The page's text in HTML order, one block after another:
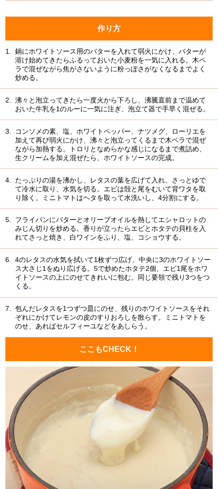
作り方
1.
鍋にホワイトソース用のバターを入れて弱火にかけ、バターが
溶け始めてきたらふるっておいた小麦粉を一気に入れる。木ベ
ラで混ぜながら焦がさないように粉っぽさがなくなるまでよく
炒める。
2.
沸々と泡立ってきたら一度火から下ろし、沸騰直前まで温めて
おいた牛乳を1のルーに一気に注ぎ、泡立て器で手早く混ぜる。
3.
コンソメの素、塩、ホワイトペッパー、ナツメグ、ローリエを
加えて再び弱火にかけ、沸々と泡立ってくるまで木ベラで混ぜ
ながら加熱する。トロリとなめらかな感じになるまで煮詰め、
生クリームを加え混ぜたら、ホワイトソースの完成。
4.
たっぷりの湯を沸かし、レタスの葉を広げて入れ、さっとゆで
て冷水に取り、水気を切る。エビは殻と尾をむいて背ワタを取
り除く。ミニトマトはヘタを取って水洗いし、4分割にする。
5.
フライパンにバターとオリーブオイルを熱してエシャロットの
みじん切りを炒める。香りが立ったらエビとホタテの貝柱を入
れてさっと焼き、白ワインをふり、塩、コショウする。
6. 4のレタスの水気を拭いて1枚ずつ広げ、中央に3のホワイトソー
ス大さじ1をぬり広げる。5で炒めたホタテ2個、エビ1尾をホワ
イトソースの上にのせてきれいに包む。同じ要領で残り3つをつ
くる。
7. 包んだレタスを1つずつ皿にのせ、残りのホワイトソースをそれ
ぞれにかけてレモンの皮のすりおろしを散らす。ミニトマトを
のせ、あればセルフィーユなどをあしらう。
ここもCHECK！